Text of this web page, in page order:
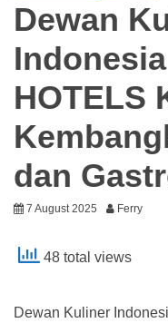
Dewan
HOTELS
dan
7 August 2025 Ferry
48 total views
Dewan Kuliner